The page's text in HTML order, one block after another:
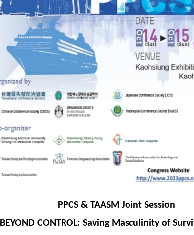
PPCS & TAASM Joint Session
BEYOND CONTROL: Saving Masculinity of